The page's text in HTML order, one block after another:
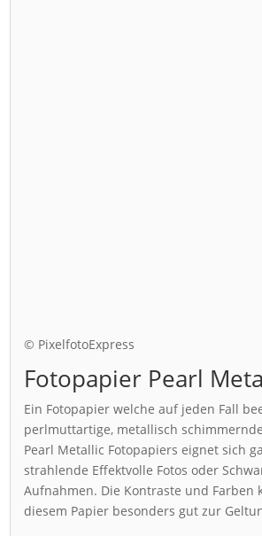
© PixelfotoExpress
Fotopapier Pearl
Ein Fotopapier welche auf jeden Fall
perlmuttartige, metallisch
Pearl Metallic Fotopapiers eignet sich
strahlende Effektvolle Fotos oder
Aufnahmen. Die Kontraste und Farben
diesem Papier besonders gut zur